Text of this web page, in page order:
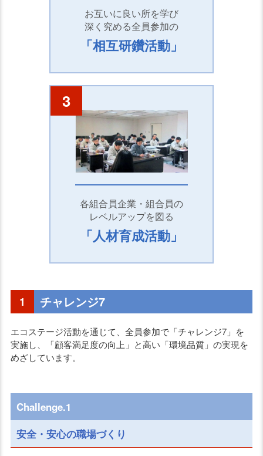
お互いに良い所を学び
深く究める全員参加の
「相互研鑽活動」
3
各組合員企業・組合員の
レベルアップを図る
「人材育成活動」
1 チャレンジ7
エコステージ活動を通じて、全員参加で「チャレンジ7」を
実施し、「顧客満足度の向上」と高い「環境品質」の実現を
めざしています。
Challenge.1
安全・安心の職場づくり